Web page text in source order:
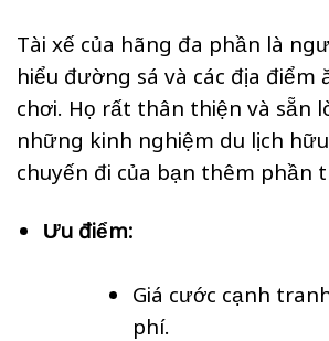
Tài xế của hãng đa phần là
hiểu đường sá và các địa điểm
chơi. Họ rất thân thiện và sẵn
những kinh nghiệm du lịch
chuyến đi của bạn thêm phần
Ưu điểm:
Giá cước cạnh
phí.